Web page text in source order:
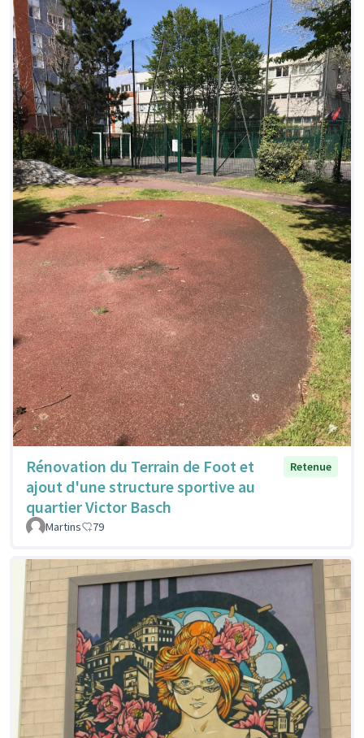
Rénovation du Terrain de Foot et
ajout d'une structure sportive au
quartier Victor Basch
Retenue
Martins 79